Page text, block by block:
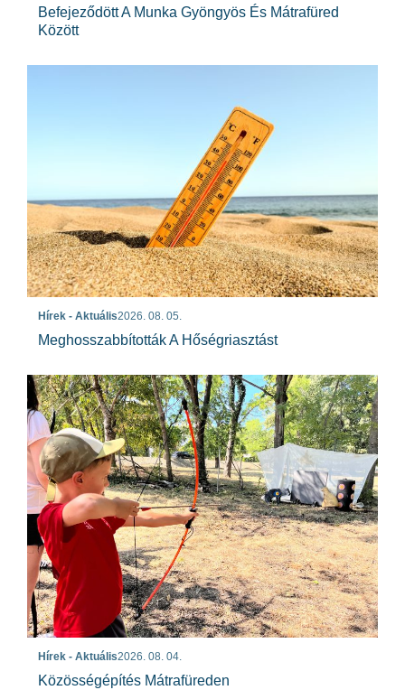
Befejeződött A Munka Gyöngyös És Mátrafüred
Között
Hírek - Aktuális2026. 08. 05.
Meghosszabbították A Hőségriasztást
Hírek - Aktuális2026. 08. 04.
Közösségépítés Mátrafüreden